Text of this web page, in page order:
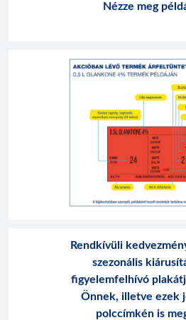
Nézze meg
Rendkívüli
szezonális
figyelemfelhívó
Önnek, illetve ezek
polccímkén is